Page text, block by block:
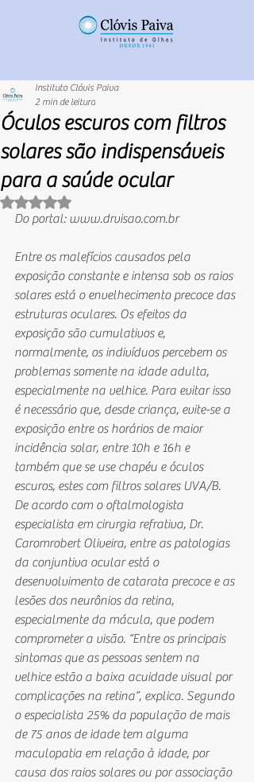
Óculos escuros com filtros
solares são indispensáveis
para a saúde ocular
Instituto Clóvis Paiva
2 min de leitura
Avaliado com NaN de 5 estrelas.
Do portal: www.drvisao.com.br
Entre os malefícios causados pela
exposição constante e intensa sob os raios
solares está o envelhecimento precoce das
estruturas oculares. Os efeitos da
exposição são cumulativos e,
normalmente, os indivíduos percebem os
problemas somente na idade adulta,
especialmente na velhice. Para evitar isso
é necessário que, desde criança, evite-se a
exposição entre os horários de maior
incidência solar, entre 10h e 16h e
também que se use chapéu e óculos
escuros, estes com filtros solares UVA/B.
De acordo com o oftalmologista
especialista em cirurgia refrativa, Dr.
Caromrobert Oliveira, entre as patologias
da conjuntiva ocular está o
desenvolvimento de catarata precoce e as
lesões dos neurônios da retina,
especialmente da mácula, que podem
comprometer a visão. “Entre os principais
sintomas que as pessoas sentem na
velhice estão a baixa acuidade visual por
complicações na retina”, explica. Segundo
o especialista 25% da população de mais
de 75 anos de idade tem alguma
maculopatia em relação à idade, por
causa dos raios solares ou por associação